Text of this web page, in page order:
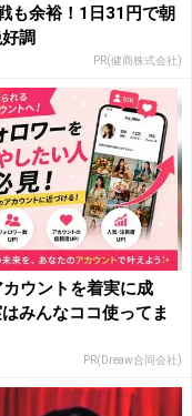
も余裕！1日31円で朝
調
PR(健商株式会社)
ウントを着実に成
みんなココ使ってま
PR(Dreaw合同会社)